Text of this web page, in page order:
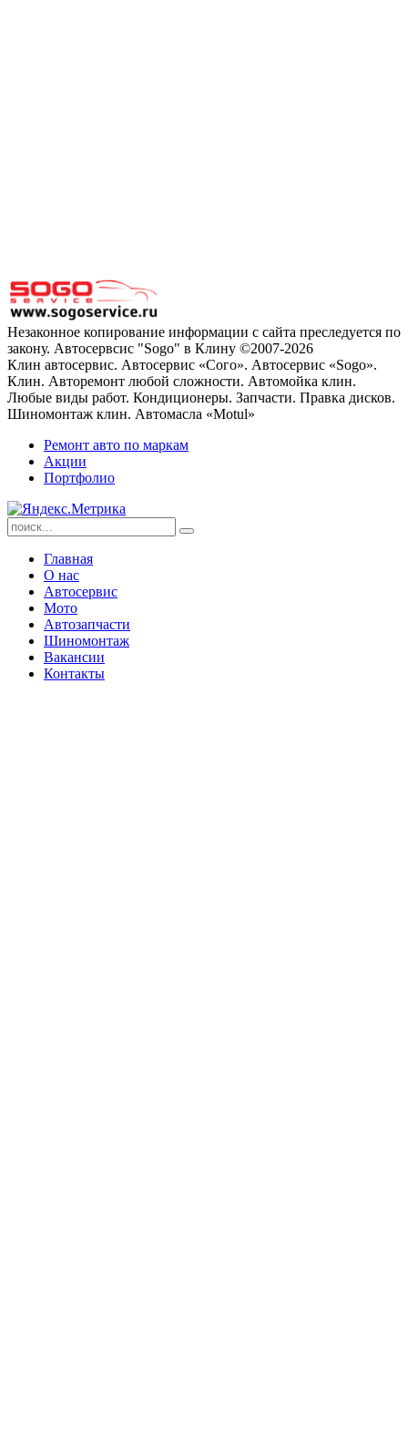
Незаконное копирование информации с сайта преследуется по
закону. Автосервсис "Sogo" в Клину ©2007-2026
Клин автосервис. Автосервис «Сого». Автосервис «Sogo».
Клин. Авторемонт любой сложности. Автомойка клин.
Любые виды работ. Кондиционеры. Запчасти. Правка дисков.
Шиномонтаж клин. Автомасла «Motul»
Ремонт авто по маркам
Акции
Портфолио
Главная
О нас
Автосервис
Мото
Автозапчасти
Шиномонтаж
Вакансии
Контакты